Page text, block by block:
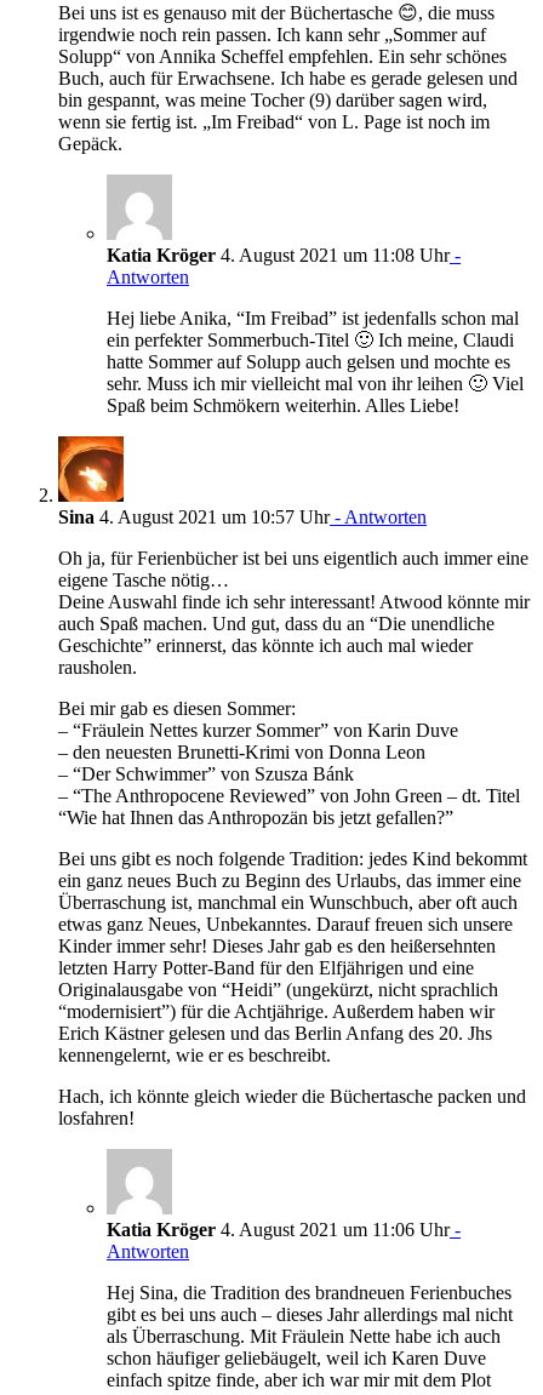
Bei uns ist es genauso mit der Büchertasche 😊, die muss
irgendwie noch rein passen. Ich kann sehr „Sommer auf
Solupp“ von Annika Scheffel empfehlen. Ein sehr schönes
Buch, auch für Erwachsene. Ich habe es gerade gelesen und
bin gespannt, was meine Tocher (9) darüber sagen wird,
wenn sie fertig ist. „Im Freibad“ von L. Page ist noch im
Gepäck.
Katia Kröger 4. August 2021 um 11:08 Uhr-
Antworten
Hej liebe Anika, “Im Freibad” ist jedenfalls schon mal
ein perfekter Sommerbuch-Titel 🙂 Ich meine, Claudi
hatte Sommer auf Solupp auch gelsen und mochte es
sehr. Muss ich mir vielleicht mal von ihr leihen 🙂 Viel
Spaß beim Schmökern weiterhin. Alles Liebe!
Sina 4. August 2021 um 10:57 Uhr- Antworten
Oh ja, für Ferienbücher ist bei uns eigentlich auch immer eine
eigene Tasche nötig…
Deine Auswahl finde ich sehr interessant! Atwood könnte mir
auch Spaß machen. Und gut, dass du an “Die unendliche
Geschichte” erinnerst, das könnte ich auch mal wieder
rausholen.
Bei mir gab es diesen Sommer:
– “Fräulein Nettes kurzer Sommer” von Karin Duve
– den neuesten Brunetti-Krimi von Donna Leon
– “Der Schwimmer” von Szusza Bánk
– “The Anthropocene Reviewed” von John Green – dt. Titel
“Wie hat Ihnen das Anthropozän bis jetzt gefallen?”
Bei uns gibt es noch folgende Tradition: jedes Kind bekommt
ein ganz neues Buch zu Beginn des Urlaubs, das immer eine
Überraschung ist, manchmal ein Wunschbuch, aber oft auch
etwas ganz Neues, Unbekanntes. Darauf freuen sich unsere
Kinder immer sehr! Dieses Jahr gab es den heißersehnten
letzten Harry Potter-Band für den Elfjährigen und eine
Originalausgabe von “Heidi” (ungekürzt, nicht sprachlich
“modernisiert”) für die Achtjährige. Außerdem haben wir
Erich Kästner gelesen und das Berlin Anfang des 20. Jhs
kennengelernt, wie er es beschreibt.
Hach, ich könnte gleich wieder die Büchertasche packen und
losfahren!
Katia Kröger 4. August 2021 um 11:06 Uhr-
Antworten
Hej Sina, die Tradition des brandneuen Ferienbuches
gibt es bei uns auch – dieses Jahr allerdings mal nicht
als Überraschung. Mit Fräulein Nette habe ich auch
schon häufiger geliebäugelt, weil ich Karen Duve
einfach spitze finde, aber ich war mir mit dem Plot